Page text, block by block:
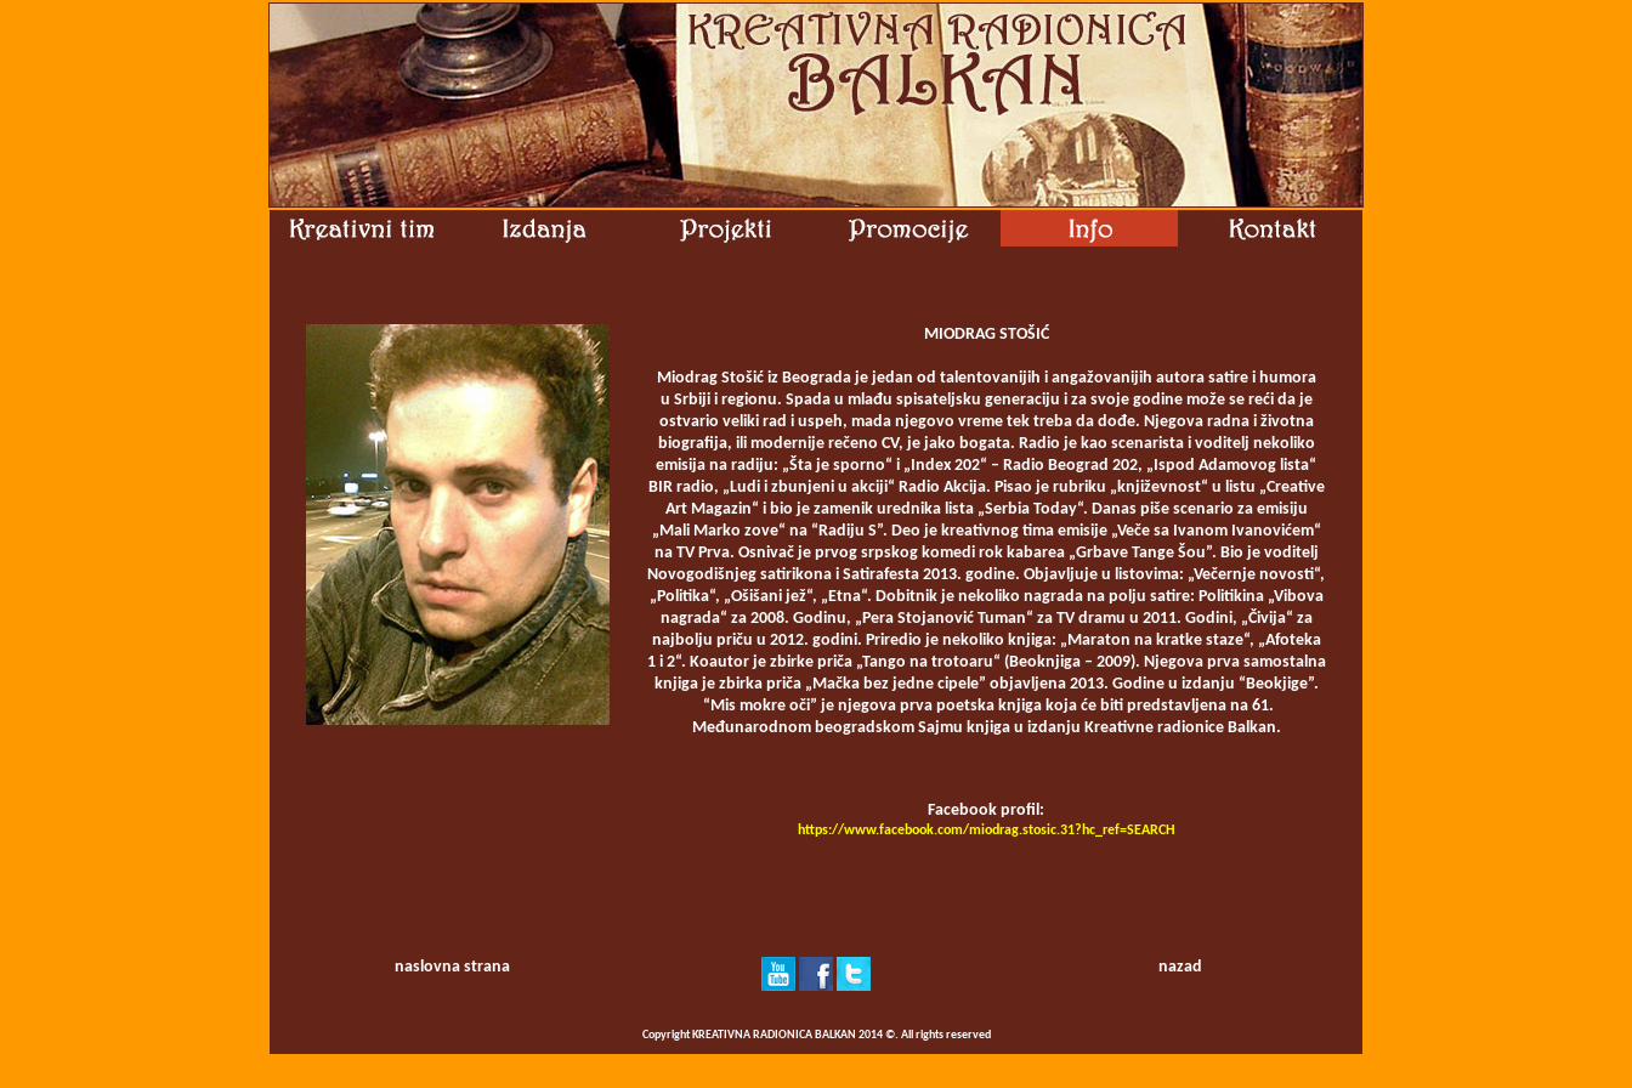
MIODRAG STOŠIĆ
Miodrag Stošić iz Beograda je jedan od talentovanijih i angažovanijih autora satire i humora
u Srbiji i regionu. Spada u mlađu spisateljsku generaciju i za svoje godine može se reći da je
ostvario veliki rad i uspeh, mada njegovo vreme tek treba da dođe. Njegova radna i životna
biografija, ili modernije rečeno CV, je jako bogata. Radio je kao scenarista i voditelj nekoliko
emisija na radiju: „Šta je sporno“ i „Index 202“ – Radio Beograd 202, „Ispod Adamovog lista“
BIR radio, „Ludi i zbunjeni u akciji“ Radio Akcija. Pisao je rubriku „književnost“ u listu „Creative
Art Magazin“ i bio je zamenik urednika lista „Serbia Today“. Danas piše scenario za emisiju
„Mali Marko zove“ na “Radiju S”. Deo je kreativnog tima emisije „Veče sa Ivanom Ivanovićem“
na TV Prva. Osnivač je prvog srpskog komedi rok kabarea „Grbave Tange Šou”. Bio je voditelj
Novogodišnjeg satirikona i Satirafesta 2013. godine. Objavljuje u listovima: „Večernje novosti“,
„Politika“, „Ošišani jež“, „Etna“. Dobitnik je nekoliko nagrada na polju satire: Politikina „Vibova
nagrada“ za 2008. Godinu, „Pera Stojanović Tuman“ za TV dramu u 2011. Godini, „Čivija“ za
najbolju priču u 2012. godini. Priredio je nekoliko knjiga: „Maraton na kratke staze“, „Afoteka
1 i 2“. Koautor je zbirke priča „Tango na trotoaru“ (Beoknjiga – 2009). Njegova prva samostalna
knjiga je zbirka priča „Mačka bez jedne cipele” objavljena 2013. Godine u izdanju “Beokjige”.
“Mis mokre oči” je njegova prva poetska knjiga koja će biti predstavljena na 61.
Međunarodnom beogradskom Sajmu knjiga u izdanju Kreativne radionice Balkan.
Facebook profil:
https://www.facebook.com/miodrag.stosic.31?hc_ref=SEARCH
naslovna strana nazad
Copyright KREATIVNA RADIONICA BALKAN 2014 ©. All rights reserved